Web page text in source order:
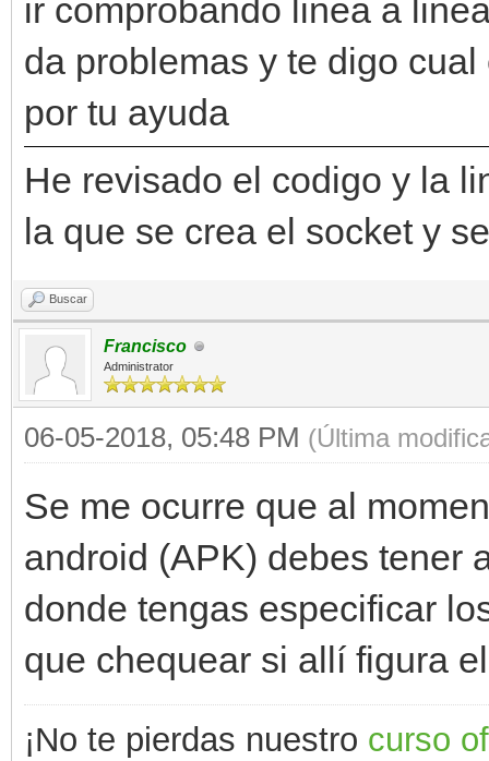
ir comprobando linea a
da problemas y te digo
por tu ayuda
He revisado el codigo y la
la que se crea el socket y
Buscar
Francisco
Administrator
06-05-2018, 05:48 PM (Última
Se me ocurre que al
android (APK) debes tener
donde tengas especificar
que chequear si allí figura
¡No te pierdas nuestro curso